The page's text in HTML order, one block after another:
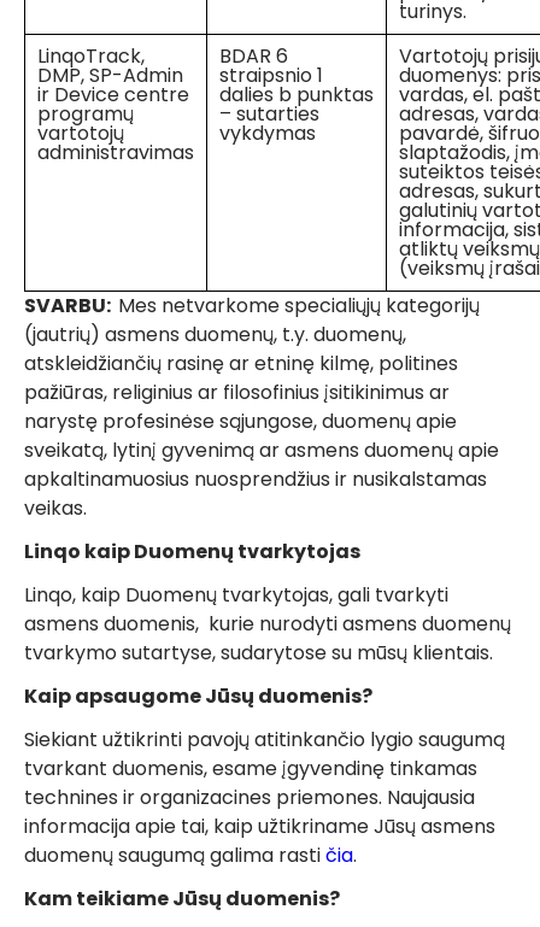
turinys.
LinqoTrack,
DMP, SP-Admin
ir Device centre
programų
vartotojų
administravimas
BDAR 6
straipsnio 1
dalies b punktas
– sutarties
vykdymas
Vartotojų
duomenys:
vardas, el.
adresas,
pavardė,
slaptažodis,
suteiktos
adresas,
galutinių
informacija,
atliktų
(veiksmų
SVARBU: Mes netvarkome specialiųjų kategorijų
(jautrių) asmens duomenų, t.y. duomenų,
atskleidžiančių rasinę ar etninę kilmę, politines
pažiūras, religinius ar filosofinius įsitikinimus ar
narystę profesinėse sąjungose, duomenų apie
sveikatą, lytinį gyvenimą ar asmens duomenų apie
apkaltinamuosius nuosprendžius ir nusikalstamas
veikas.
Linqo kaip Duomenų tvarkytojas
Linqo, kaip Duomenų tvarkytojas, gali tvarkyti
asmens duomenis, kurie nurodyti asmens duomenų
tvarkymo sutartyse, sudarytose su mūsų klientais.
Kaip apsaugome Jūsų duomenis?
Siekiant užtikrinti pavojų atitinkančio lygio saugumą
tvarkant duomenis, esame įgyvendinę tinkamas
technines ir organizacines priemones. Naujausia
informacija apie tai, kaip užtikriname Jūsų asmens
duomenų saugumą galima rastičia.
Kam teikiame Jūsų duomenis?